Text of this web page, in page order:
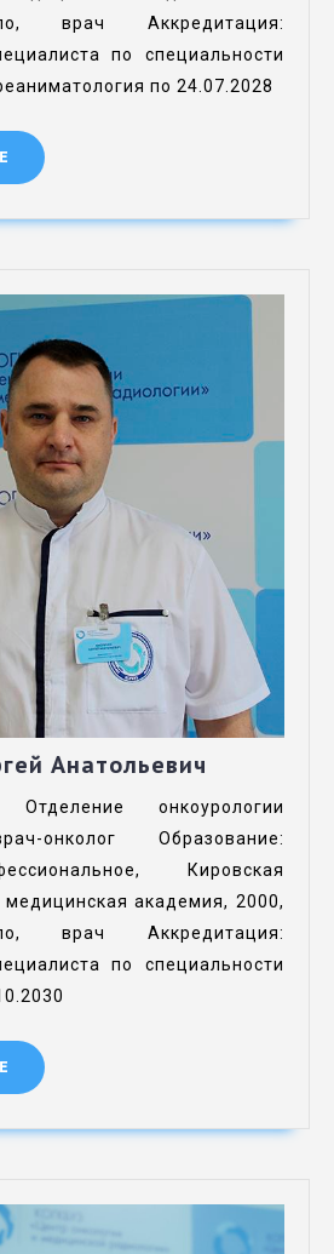
врач Аккредитация:
по специальности
по 24.07.2028
Анатольевич
Отделение онкоурологии
онколог Образование:
Кировская
медицинская академия, 2000,
врач Аккредитация:
по специальности